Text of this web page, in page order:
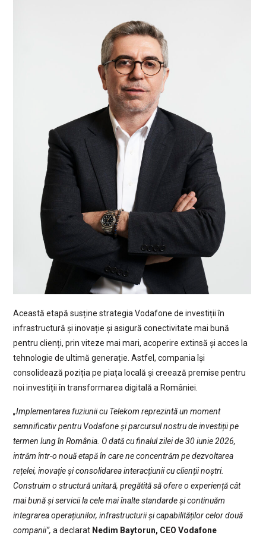
Această etapă susține strategia Vodafone de investiții în
infrastructură și inovație și asigură conectivitate mai bună
pentru clienți, prin viteze mai mari, acoperire extinsă și acces la
tehnologie de ultimă generație. Astfel, compania își
consolidează poziția pe piața locală și creează premise pentru
noi investiții în transformarea digitală a României.
„Implementarea fuziunii cu Telekom reprezintă un moment
semnificativ pentru Vodafone și parcursul nostru de investiții pe
termen lung în România. O dată cu finalul zilei de 30 iunie 2026,
intrăm într-o nouă etapă în care ne concentrăm pe dezvoltarea
rețelei, inovație și consolidarea interacțiunii cu clienții noștri.
Construim o structură unitară, pregătită să ofere o experiență cât
mai bună și servicii la cele mai înalte standarde și continuăm
integrarea operațiunilor, infrastructurii și capabilităților celor două
companii”, a declarat Nedim Baytorun, CEO Vodafone